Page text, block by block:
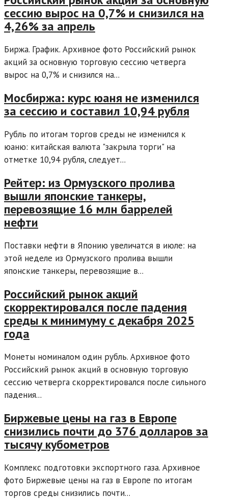
сессию вырос на 0,7% и снизился на
4,26% за апрель
Биржа. График. Архивное фото Российский рынок
акций за основную торговую сессию четверга
вырос на 0,7% и снизился на...
Мосбиржа: курс юаня не изменился
за сессию и составил 10,94 рубля
Рубль по итогам торгов среды не изменился к
юаню: китайская валюта "закрыла торги" на
отметке 10,94 рубля, следует...
Рейтер: из Ормузского пролива
вышли японские танкеры,
перевозящие 16 млн баррелей
нефти
Поставки нефти в Японию увеличатся в июле: на
этой неделе из Ормузского пролива вышли
японские танкеры, перевозящие в...
Российский рынок акций
скорректировался после падения
среды к минимуму с декабря 2025
года
Монеты номиналом один рубль. Архивное фото
Российский рынок акций в основную торговую
сессию четверга скорректировался после сильного
падения...
Биржевые цены на газ в Европе
снизились почти до 376 долларов за
тысячу кубометров
Комплекс подготовки экспортного газа. Архивное
фото Биржевые цены на газ в Европе по итогам
торгов среды снизились почти...